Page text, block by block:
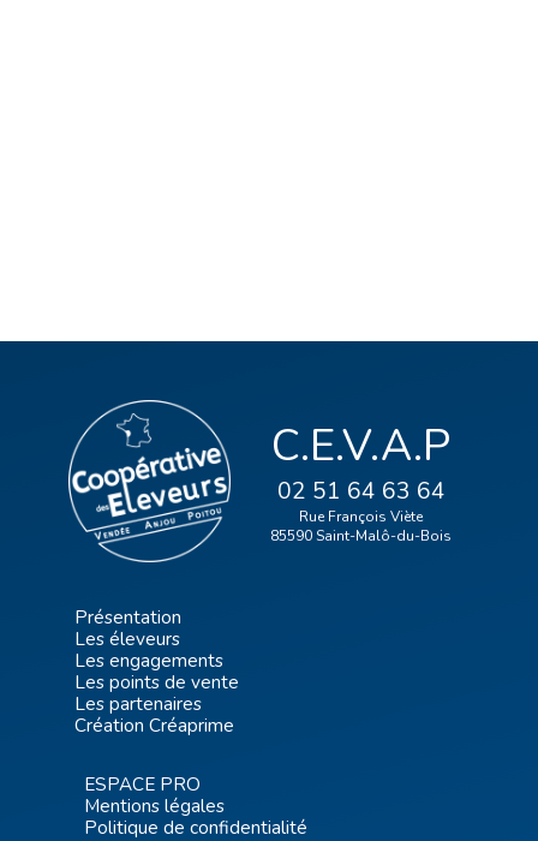
C.E.V.A.P
02 51 64 63 64
Rue François Viète
85590 Saint-Malô-du-Bois
Présentation
Les éleveurs
Les engagements
Les points de vente
Les partenaires
Création Créaprime
ESPACE PRO
Mentions légales
Politique de confidentialité